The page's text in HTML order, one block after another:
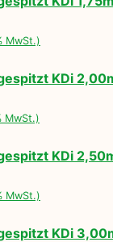
MwSt.)
KDi
MwSt.)
KDi
MwSt.)
KDi